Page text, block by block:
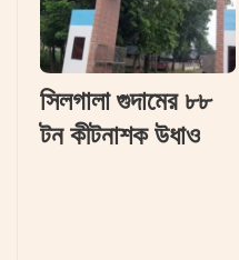
সিলগালা গুদামের ৮৮
টন কীটনাশক উধাও